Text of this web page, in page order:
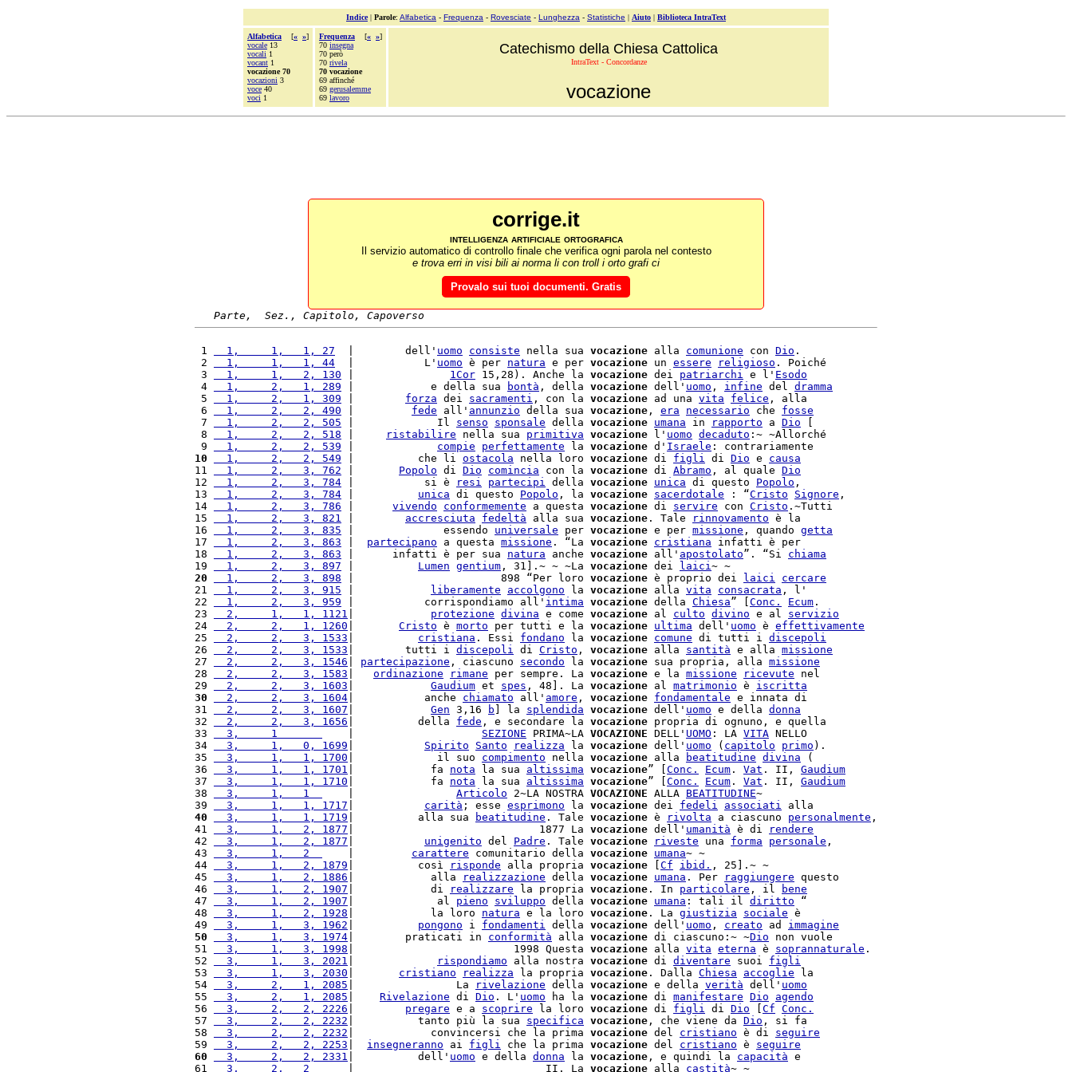
Indice| Parole: Alfabetica - Frequenza - Rovesciate - Lunghezza - Statistiche | Aiuto | Biblioteca IntraText
Alfabetica [« »]
vocale 13
vocali 1
vocant 1
vocazione 70
vocazioni 3
voce 40
voci 1
Frequenza [« »]
70 insegna
70 però
70 rivela
70 vocazione
69 affinché
69 gerusalemme
69 lavoro
Catechismo della Chiesa Cattolica
IntraText - Concordanze
vocazione
corrige.it
intelligenza artificiale ortografica
Il servizio automatico di controllo finale che verifica ogni parola nel contesto
e trova erri in visi bili ai norma li con troll i orto grafi ci
Provalo sui tuoi documenti. Gratis
Parte,  Sez., Capitolo, Capoverso
1
  1,     1,   1, 27
  |        dell'
uomo consiste nella sua vocazione alla comunione con Dio .
2
  1,     1,   1, 44
  |           L'
uomo è per natura e per vocazione un essere religioso . Poiché
3
  1,     1,   2, 130
1Cor 15,28). Anche la vocazione dei patriarchi e l' Esodo
4
  1,     2,   1, 289
|            e della sua bontà , della vocazione dell' uomo , infine del dramma
5
  1,     2,   1, 309
forza dei sacramenti , con la vocazione ad una vita felice , alla
6
  1,     2,   2, 490
fede all' annunzio della sua vocazione , era necessario che fosse
7
  1,     2,   2, 505
|             Il senso sponsale della vocazione umana in rapporto a Dio
8
  1,     2,   2, 518
ristabilire nella sua primitiva vocazione l' uomo decaduto :~ ~Allorché
9
  1,     2,   2, 539
compie perfettamente la vocazione d' Israele
10
  1,     2,   2, 549
|          che li ostacola nella loro vocazione di figli di Dio e causa
11
  1,     2,   3, 762
Popolo di Dio comincia con la vocazione di Abramo , al quale Dio
12
  1,     2,   3, 784
|           si è resi partecipi della vocazione unica di questo Popolo ,
13
  1,     2,   3, 784
unica di questo Popolo , la vocazione sacerdotale : “Cristo Signore ,
14
  1,     2,   3, 786
vivendo conformemente a questa vocazione di servire con Cristo .~Tutti
15
  1,     2,   3, 821
accresciuta fedeltà alla sua vocazione . Tale rinnovamento è la
16
  1,     2,   3, 835
|              essendo universale per vocazione e per missione , quando getta
17
  1,     2,   3, 863
partecipano a questa missione . “La vocazione cristiana infatti è per
18
  1,     2,   3, 863
|      infatti è per sua natura anche vocazione all' apostolato”. “Si chiama
19
  1,     2,   3, 897
Lumen gentium , 31].~ ~ ~La vocazione dei laici
20
  1,     2,   3, 898
|                       898 “Per loro vocazione è proprio dei laici
cercare
21
  1,     2,   3, 915
liberamente accolgono la vocazione alla vita consacrata , l'
22
  1,     2,   3, 959
|           corrispondiamo all' intima vocazione della Chiesa” [ Conc. Ecum .
23
  2,     1,   1, 1121
protezione divina e come vocazione al culto divino e al servizio
24
  2,     2,   1, 1260
Cristo è morto per tutti e la vocazione ultima dell' uomo è effettivamente
25
  2,     2,   3, 1533
cristiana . Essi fondano la vocazione comune di tutti i discepoli
26
  2,     2,   3, 1533
|        tutti i discepoli di Cristo , vocazione alla santità e alla missione
27
  2,     2,   3, 1546
partecipazione , ciascuno secondo la vocazione sua propria, alla missione
28
  2,     2,   3, 1583
ordinazione rimane per sempre. La vocazione e la missione ricevute nel
29
  2,     2,   3, 1603
Gaudium et spes , 48]. La vocazione al matrimonio è iscritta
30
  2,     2,   3, 1604
|           anche chiamato all' amore , vocazione fondamentale e innata di
31
  2,     2,   3, 1607
Gen 3,16 b ] la splendida vocazione dell' uomo e della donna
32
  2,     2,   3, 1656
|          della fede , e secondare la vocazione propria di ognuno, e quella
33
  3,     1
SEZIONE PRIMA~LA VOCAZIONE DELL' UOMO : LA VITA NELLO
34
  3,     1,   0, 1699
Spirito Santo realizza la vocazione dell' uomo ( capitolo primo ).
35
  3,     1,   1, 1700
|             il suo compimento nella vocazione alla beatitudine divina (
36
  3,     1,   1, 1701
|            fa nota la sua altissima vocazione” [ Conc. Ecum . Vat . II, Gaudium
37
  3,     1,   1, 1710
|            fa nota la sua altissima vocazione” [ Conc. Ecum . Vat . II, Gaudium
38
  3,     1,   1
Articolo 2~LA NOSTRA VOCAZIONE ALLA BEATITUDINE~
39
  3,     1,   1, 1717
carità ; esse esprimono la vocazione dei fedeli associati
40
  3,     1,   1, 1719
|          alla sua beatitudine . Tale vocazione è rivolta a ciascuno personalmente ,
41
  3,     1,   2, 1877
|                             1877 La vocazione dell' umanità è di
rendere
42
  3,     1,   2, 1877
unigenito del Padre . Tale vocazione riveste una forma personale ,
43
  3,     1,   2
carattere comunitario della vocazione umana~ ~
44
  3,     1,   2, 1879
|          così risponde alla propria vocazione Cf ibid. , 25].~ ~
45
  3,     1,   2, 1886
|            alla realizzazione della vocazione umana . Per raggiungere questo
46
  3,     1,   2, 1907
|            di realizzare la propria vocazione . In particolare , il
bene
47
  3,     1,   2, 1907
|             al pieno sviluppo della vocazione umana : tali il diritto “
48
  3,     1,   2, 1928
|            la loro natura e la loro vocazione . La giustizia sociale è
49
  3,     1,   3, 1962
pongono i fondamenti della vocazione dell' uomo , creato ad immagine
50
  3,     1,   3, 1974
|        praticati in conformità alla vocazione di ciascuno:~ ~Dio non vuole
51
  3,     1,   3, 1998
|                         1998 Questa vocazione alla vita eterna è soprannaturale .
52
  3,     1,   3, 2021
rispondiamo alla nostra vocazione di diventare suoi figli
53
  3,     1,   3, 2030
cristiano realizza la propria vocazione . Dalla Chiesa accoglie la
54
  3,     2,   1, 2085
|                La rivelazione della vocazione e della verità dell' uomo
55
  3,     2,   1, 2085
Rivelazione di Dio . L' uomo ha la vocazione di manifestare Dio
agendo
56
  3,     2,   2, 2226
pregare e a scoprire la loro vocazione di figli di Dio Cf Conc.
57
  3,     2,   2, 2232
|          tanto più la sua specifica vocazione , che viene da Dio , si fa
58
  3,     2,   2, 2232
|            convincersi che la prima vocazione del cristiano è di seguire
59
  3,     2,   2, 2253
insegneranno ai figli che la prima vocazione del cristiano è seguire
60
  3,     2,   2, 2331
|          dell' uomo e della donna la vocazione , e quindi la capacità e
61
  3,     2,   2
    |                              II. La
vocazione alla castità~ ~